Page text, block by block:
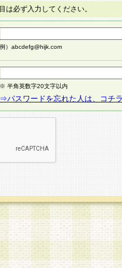
は必ず入力してください。
例）abcdefg@hijk.com
※ 半角英数字20文字以内
⇒パスワードを忘れた人は、コチ